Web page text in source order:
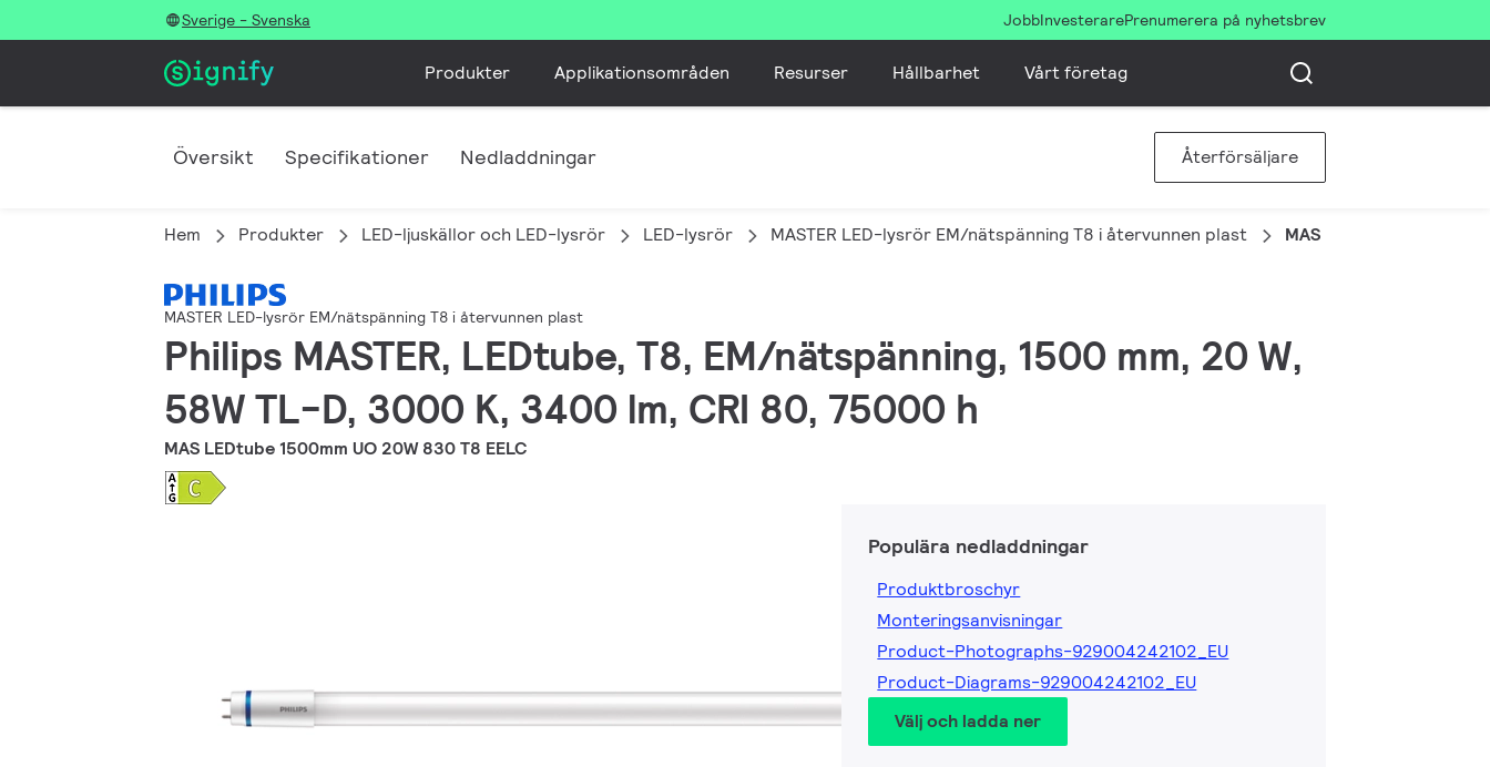
Sverige - Svenska JobbInvesterarePrenumerera på nyhetsbrev
Produkter Applikationsområden Resurser Hållbarhet Vårt företag
Översikt Specifikationer Nedladdningar Återförsäljare
Hem Produkter LED-ljuskällor och LED-lysrör LED-lysrör MASTER LED-lysrör EM/nätspänning T8 i återvunnen plast MAS LEDtube 1500mm
MASTER LED-lysrör EM/nätspänning T8 i återvunnen plast
Philips MASTER, LEDtube, T8, EM/nätspänning, 1500 mm, 20 W,
58W TL-D, 3000 K, 3400 lm, CRI 80, 75000 h
MAS LEDtube 1500mm UO 20W 830 T8 EELC
Populära nedladdningar
Produktbroschyr
Monteringsanvisningar
Product-Photographs-929004242102_EU
Product-Diagrams-929004242102_EU
Välj och ladda ner